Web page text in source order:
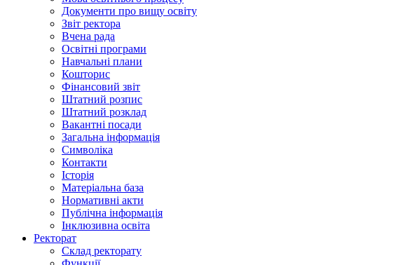
Документи про вищу освіту
Звіт ректора
Вчена рада
Освітні програми
Навчальні плани
Кошторис
Фінансовий звіт
Штатний розпис
Штатний розклад
Вакантні посади
Загальна інформація
Символіка
Контакти
Історія
Матеріальна база
Нормативні акти
Публічна інформація
Інклюзивна освіта
Ректорат
Склад ректорату